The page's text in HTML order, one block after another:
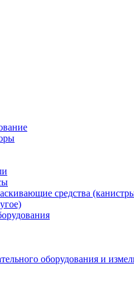
средства
оборудования и